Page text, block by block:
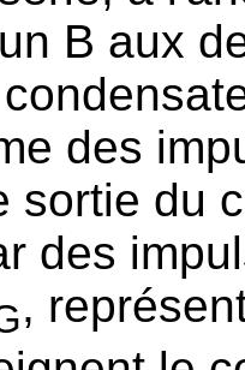
B aux
des
sortie du
des
,